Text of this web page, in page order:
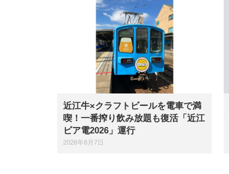
近江牛×クラフトビールを電車で満
喫！一番搾り飲み放題も復活「近江
ビア電2026」運行
2026年8月7日